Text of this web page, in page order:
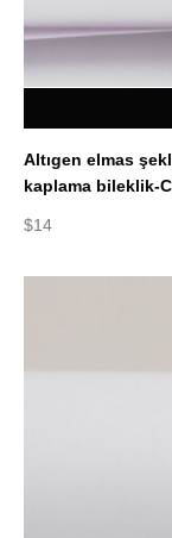
Altıgen elmas
kaplama bileklik-
$14